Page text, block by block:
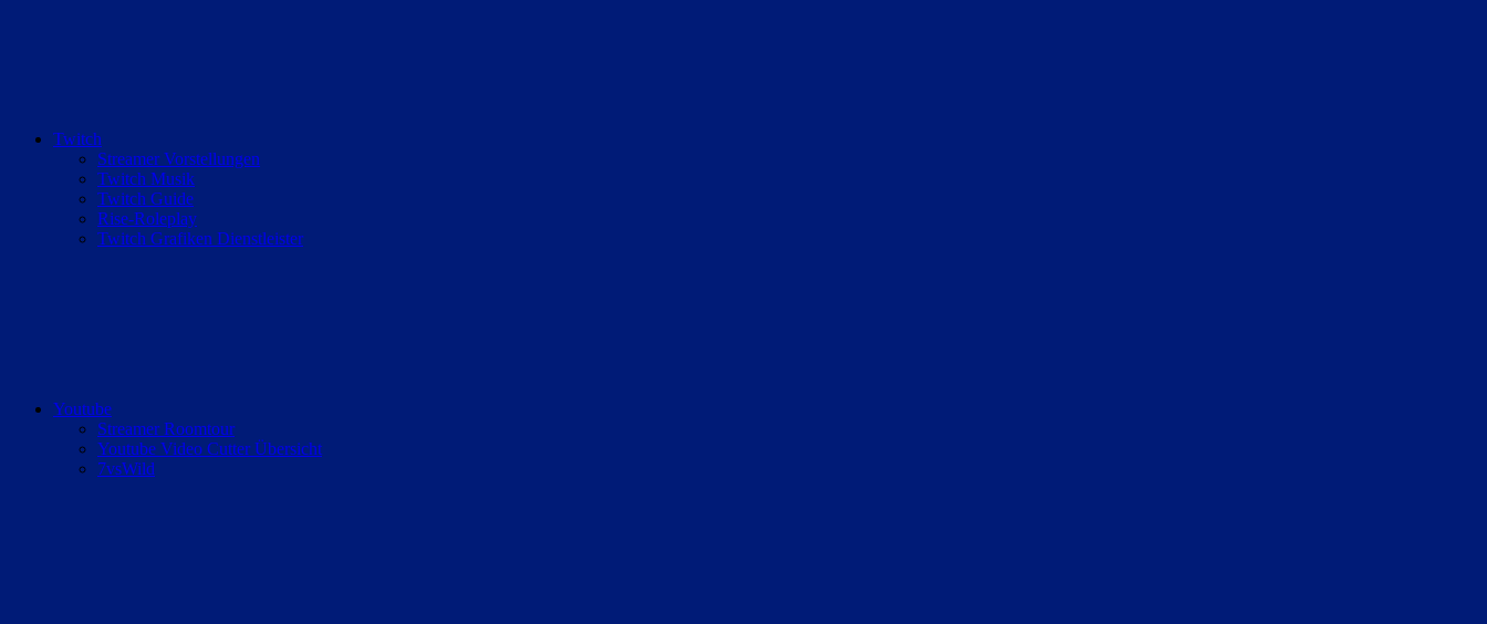
Twitch
Streamer Vorstellungen
Twitch Musik
Twitch Guide
Rise-Roleplay
Twitch Grafiken Dienstleister
Youtube
Streamer Roomtour
Youtube Video Cutter Übersicht
7vsWild